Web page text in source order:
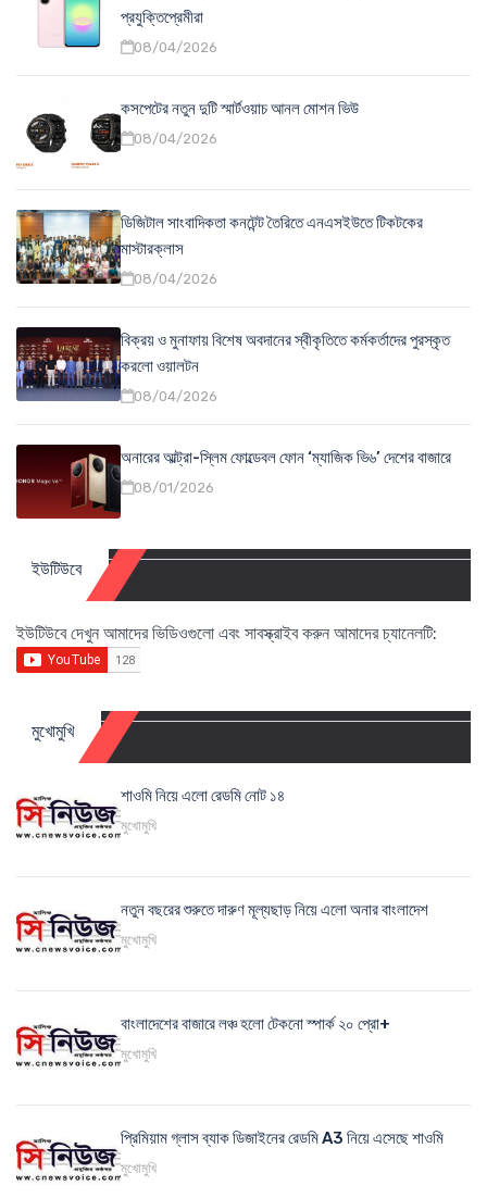
প্রযুক্তিপ্রেমীরা
08/04/2026
কসপেটের নতুন দুটি স্মার্টওয়াচ আনল মোশন ভিউ
08/04/2026
ডিজিটাল সাংবাদিকতা কনটেন্ট তৈরিতে এনএসইউতে টিকটকের
মাস্টারক্লাস
08/04/2026
বিক্রয় ও মুনাফায় বিশেষ অবদানের স্বীকৃতিতে কর্মকর্তাদের পুরস্কৃত
করলো ওয়ালটন
08/04/2026
অনারের আল্ট্রা-স্লিম ফোল্ডেবল ফোন ‘ম্যাজিক ভি৬’ দেশের বাজারে
08/01/2026
ইউটিউবে
ইউটিউবে দেখুন আমাদের ভিডিওগুলো এবং সাবস্ক্রাইব করুন আমাদের চ্যানেলটি:
মুখোমুখি
শাওমি নিয়ে এলো রেডমি নোট ১৪
মুখোমুখি
নতুন বছরের শুরুতে দারুণ মূল্যছাড় নিয়ে এলো অনার বাংলাদেশ
মুখোমুখি
বাংলাদেশের বাজারে লঞ্চ হলো টেকনো স্পার্ক ২০ প্রো+
মুখোমুখি
প্রিমিয়াম গ্লাস ব্যাক ডিজাইনের রেডমি A3 নিয়ে এসেছে শাওমি
মুখোমুখি